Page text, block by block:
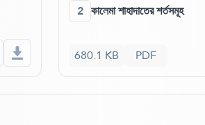
2 কালেমা শাহাদাতের শর্তসমূহ
680.1 KB PDF